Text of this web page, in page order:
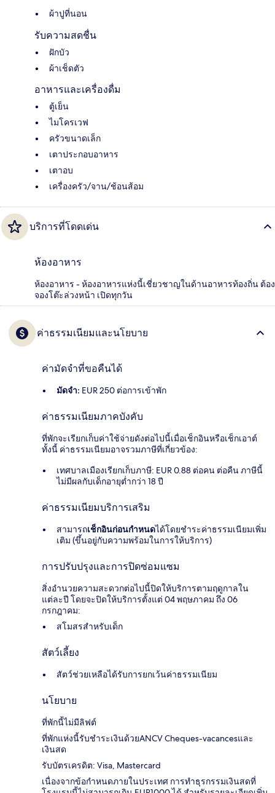
ผ้าปูที่นอน
รับความสดชื่น
ฝักบัว
ผ้าเช็ดตัว
อาหารและเครื่องดื่ม
ตู้เย็น
ไมโครเวฟ
ครัวขนาดเล็ก
เตาประกอบอาหาร
เตาอบ
เครื่องครัว/จาน/ช้อนส้อม
บริการที่โดดเด่น
ห้องอาหาร
ห้องอาหาร - ห้องอาหารแห่งนี้เชี่ยวชาญในด้านอาหารท้องถิ่น ต้อง
จองโต๊ะล่วงหน้า เปิดทุกวัน
ค่าธรรมเนียมและนโยบาย
ค่ามัดจำที่ขอคืนได้
มัดจำ: EUR 250 ต่อการเข้าพัก
ค่าธรรมเนียมภาคบังคับ
ที่พักจะเรียกเก็บค่าใช้จ่ายดังต่อไปนี้เมื่อเช็กอินหรือเช็กเอาต์
ทั้งนี้ ค่าธรรมเนียมอาจรวมภาษีที่เกี่ยวข้อง:
เทศบาลเมืองเรียกเก็บภาษี: EUR 0.88 ต่อคน ต่อคืน ภาษีนี้
ไม่มีผลกับเด็กอายุต่ำกว่า 18 ปี
ค่าธรรมเนียมบริการเสริม
สามารถเช็กอินก่อนกำหนดได้โดยชำระค่าธรรมเนียมเพิ่ม
เติม (ขึ้นอยู่กับความพร้อมในการให้บริการ)
การปรับปรุงและการปิดซ่อมแซม
สิ่งอำนวยความสะดวกต่อไปนี้ปิดให้บริการตามฤดูกาลใน
แต่ละปี โดยจะปิดให้บริการตั้งแต่ 04 พฤษภาคม ถึง 06
กรกฎาคม:
สโมสรสำหรับเด็ก
สัตว์เลี้ยง
สัตว์ช่วยเหลือได้รับการยกเว้นค่าธรรมเนียม
นโยบาย
ที่พักนี้ไม่มีลิฟต์
ที่พักแห่งนี้รับชำระเงินด้วยANCV Cheques-vacancesและ
เงินสด
รับบัตรเครดิต: Visa, Mastercard
เนื่องจากข้อกำหนดภายในประเทศ การทำธุรกรรมเงินสดที่